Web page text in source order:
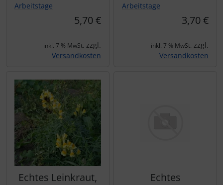
Arbeitstage
5,70 €
inkl. 7 % MwSt. zzgl.
Versandkosten
Arbeitstage
3,70 €
inkl. 7 % MwSt. zzgl.
Versandkosten
Echtes Leinkraut,
Echtes